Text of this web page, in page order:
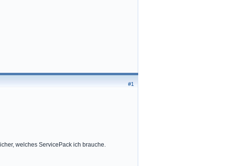
#1
welches ServicePack ich brauche.